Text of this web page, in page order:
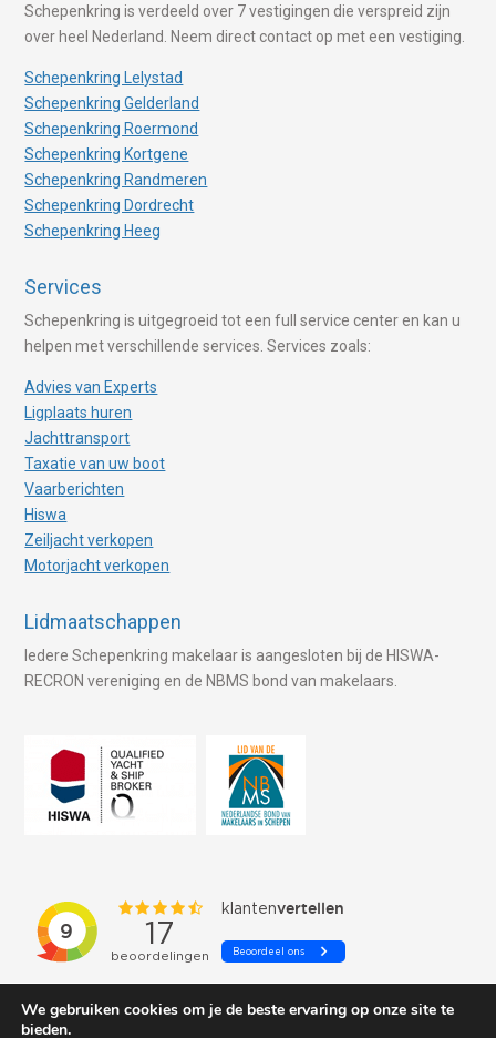
Schepenkring is verdeeld over 7 vestigingen die verspreid zijn
over heel Nederland. Neem direct contact op met een vestiging.
Schepenkring Lelystad
Schepenkring Gelderland
Schepenkring Roermond
Schepenkring Kortgene
Schepenkring Randmeren
Schepenkring Dordrecht
Schepenkring Heeg
Services
Schepenkring is uitgegroeid tot een full service center en kan u
helpen met verschillende services. Services zoals:
Advies van Experts
Ligplaats huren
Jachttransport
Taxatie van uw boot
Vaarberichten
Hiswa
Zeiljacht verkopen
Motorjacht verkopen
Lidmaatschappen
Iedere Schepenkring makelaar is aangesloten bij de HISWA-
RECRON vereniging en de NBMS bond van makelaars.
We gebruiken cookies om je de beste ervaring op onze site te
bieden.